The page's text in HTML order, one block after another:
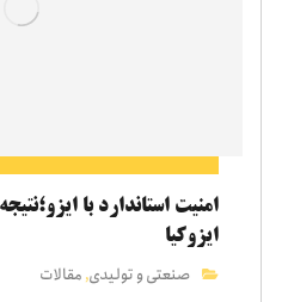
امنیت استاندارد با
ایزوکیا
صنعتی و تولیدی,مقالات